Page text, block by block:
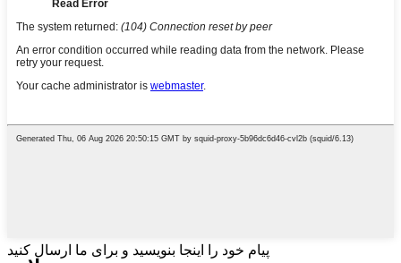
پیام خود را اینجا بنویسید و برای ما ارسال کنید